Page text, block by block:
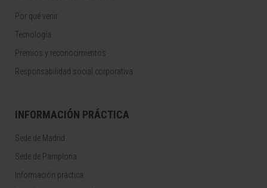
Por qué venir
Tecnología
Premios y reconocimientos
Responsabilidad social corporativa
INFORMACIÓN PRÁCTICA
Sede de Madrid
Sede de Pamplona
Información práctica